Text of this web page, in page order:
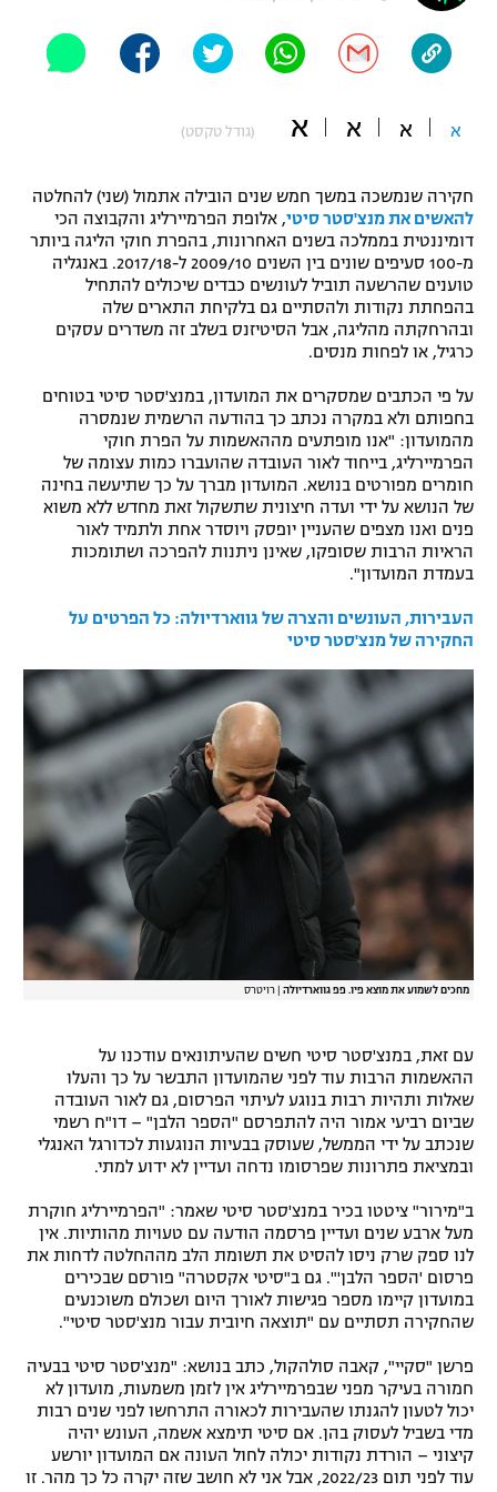
"מחצית בשכונה" – פודקאסט
תקנון עבור פעילות אלקטרה
תקנון עבור פעילות ספורט 1 – "מרלן"
גיימינג E-Sports
תנאי שימוש
מדיניות פרטיות
תקנון פעילות ספורט 1
רשיון להקרנה פומבית לבית עסק
הצטרפות לחבילת הערוצים
לוח דרושים – ג'ובנט
תגיות
המגזין
אופניים
פוטבול אמריקאי NFL
בייסבול MLB
ספורט אתגרי ואקסטרים
אומנויות לחימה
גיימינג E-Sports
א א א א (גודל טקסט)
חקירה שנמשכה במשך חמש שנים הובילה אתמול (שני) להחלטה
להאשים את מנצ'סטר סיטי, אלופת הפרמיירליג והקבוצה הכי
דומיננטית בממלכה בשנים האחרונות, בהפרת חוקי הליגה ביותר
מ-100 סעיפים שונים בין השנים 2009/10 ל-2017/18. באנגליה
טוענים שהרשעה תוביל לעונשים כבדים שיכולים להתחיל
בהפחתת נקודות ולהסתיים גם בלקיחת התארים שלה
ובהרחקתה מהליגה, אבל הסיטיזנס בשלב זה משדרים עסקים
כרגיל, או לפחות מנסים.
על פי הכתבים שמסקרים את המועדון, במנצ'סטר סיטי בטוחים
בחפותם ולא במקרה נכתב כך בהודעה הרשמית שנמסרה
מהמועדון: "אנו מופתעים מההאשמות על הפרת חוקי
הפרמיירליג, בייחוד לאור העובדה שהועברו כמות עצומה של
חומרים מפורטים בנושא. המועדון מברך על כך שתיעשה בחינה
של הנושא על ידי ועדה חיצונית שתשקול זאת מחדש ללא משוא
פנים ואנו מצפים שהעניין יופסק ויוסדר אחת ולתמיד לאור
הראיות הרבות שסופקו, שאינן ניתנות להפרכה ושתומכות
בעמדת המועדון".
העבירות, העונשים והצרה של גווארדיולה: כל הפרטים על
החקירה של מנצ'סטר סיטי
מחכים לשמוע את מוצא פיו. פפ גווארדיולה רויטרס
עם זאת, במנצ'סטר סיטי חשים שהעיתונאים עודכנו על
ההאשמות הרבות עוד לפני שהמועדון התבשר על כך והעלו
שאלות ותהיות רבות בנוגע לעיתוי הפרסום, גם לאור העובדה
שביום רביעי אמור היה להתפרסם "הספר הלבן" – דו"ח רשמי
שנכתב על ידי הממשל, שעוסק בבעיות הנוגעות לכדורגל האנגלי
ובמציאת פתרונות שפרסומו נדחה ועדיין לא ידוע למתי.
ב"מירור" ציטטו בכיר במנצ'סטר סיטי שאמר: "הפרמיירליג חוקרת
מעל ארבע שנים ועדיין פרסמה הודעה עם טעויות מהותיות. אין
לנו ספק שרק ניסו להסיט את תשומת הלב מההחלטה לדחות את
פרסום 'הספר הלבן'". גם ב"סיטי אקסטרה" פורסם שבכירים
במועדון קיימו מספר פגישות לאורך היום ושכולם משוכנעים
שהחקירה תסתיים עם "תוצאה חיובית עבור מנצ'סטר סיטי".
פרשן "סקיי", קאבה סולהקול, כתב בנושא: "מנצ'סטר סיטי בבעיה
חמורה בעיקר מפני שבפרמיירליג אין לזמן משמעות, מועדון לא
יכול לטעון להגנתו שהעבירות לכאורה התרחשו לפני שנים רבות
מדי בשביל לעסוק בהן. אם סיטי תימצא אשמה, העונש יהיה
קיצוני – הורדת נקודות יכולה לחול העונה אם המועדון יורשע
עוד לפני תום 2022/23, אבל אני לא חושב שזה יקרה כל כך מהר. זו